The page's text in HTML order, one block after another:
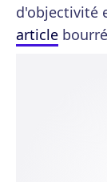
d'objectivité
article